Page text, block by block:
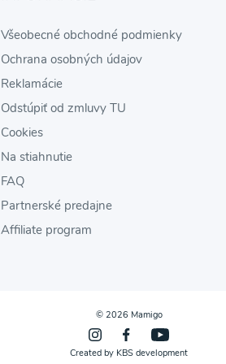
Všeobecné obchodné podmienky
Ochrana osobných údajov
Reklamácie
Odstúpiť od zmluvy TU
Cookies
Na stiahnutie
FAQ
Partnerské predajne
Affiliate program
© 2026 Mamigo
Created by KBS development